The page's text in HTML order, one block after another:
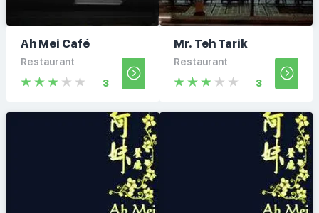
Ah Mei Café
Restaurant
3
Mr. Teh Tarik
Restaurant
3